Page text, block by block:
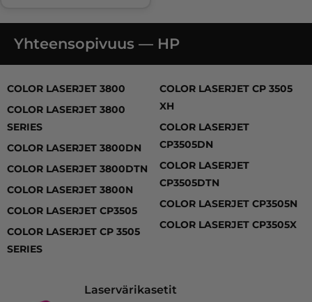
Yhteensopivuus — HP
COLOR LASERJET 3800
COLOR LASERJET 3800
SERIES
COLOR LASERJET 3800DN
COLOR LASERJET 3800DTN
COLOR LASERJET 3800N
COLOR LASERJET CP3505
COLOR LASERJET CP 3505
SERIES
COLOR LASERJET CP 3505
XH
COLOR LASERJET
CP3505DN
COLOR LASERJET
CP3505DTN
COLOR LASERJET CP3505N
COLOR LASERJET CP3505X
Laservärikasetit